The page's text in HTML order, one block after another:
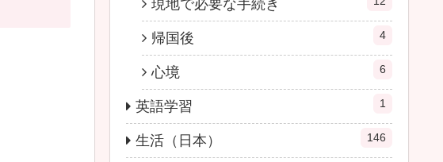
現地で必要な手続き
帰国後 4
心境 6
英語学習 1
生活（日本） 146